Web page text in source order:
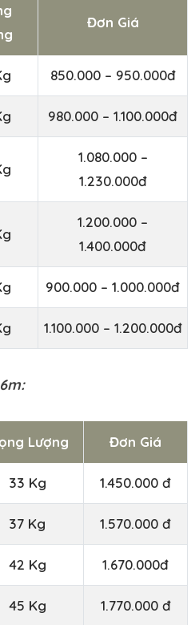
Đơn Giá
850.000 – 950.000đ
980.000 – 1.100.000đ
1.080.000 –
1.230.000đ
1.200.000 –
1.400.000đ
900.000 – 1.000.000đ
1.100.000 – 1.200.000đ
Lượng Đơn Giá
33 Kg 1.450.000 đ
37 Kg 1.570.000 đ
42 Kg 1.670.000đ
45 Kg 1.770.000 đ